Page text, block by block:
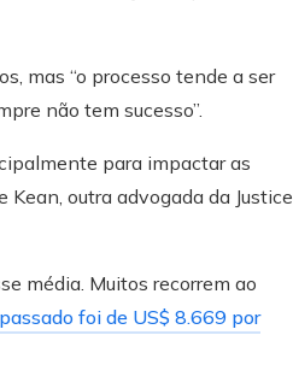
mas “o processo tende a ser
não tem sucesso”.
para impactar as
outra advogada da Justice
média. Muitos recorrem ao
foi de US$ 8.669 por